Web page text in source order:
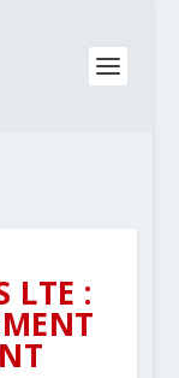
LTE :